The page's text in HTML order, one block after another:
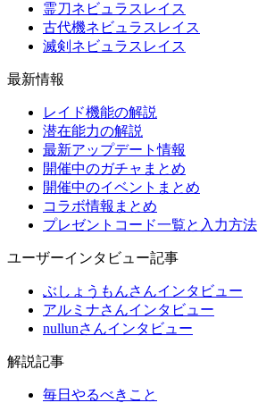
霊刀ネビュラスレイス
古代機ネビュラスレイス
滅剣ネビュラスレイス
最新情報
レイド機能の解説
潜在能力の解説
最新アップデート情報
開催中のガチャまとめ
開催中のイベントまとめ
コラボ情報まとめ
プレゼントコード一覧と入力方法
ユーザーインタビュー記事
ぶしょうもんさんインタビュー
アルミナさんインタビュー
nullunさんインタビュー
解説記事
毎日やるべきこと